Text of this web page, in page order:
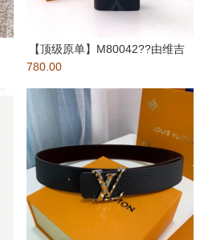
【顶级原单】M80042??由维吉
尔·阿布洛在2021春夏预
780.00